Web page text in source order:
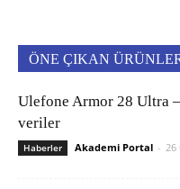
ÖNE ÇIKAN
Ulefone Armor 28 Ultra
veriler
Haberler Akademi Portal - 26